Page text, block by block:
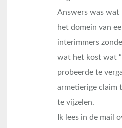
Answers was
het domein van
interimmers
wat het kost wat
probeerde te
armetierige claim
te vijzelen.
Ik lees in de mail